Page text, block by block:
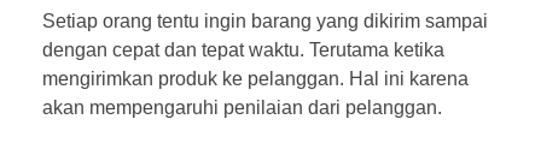
Setiap orang tentu ingin barang yang dikirim sampai
dengan cepat dan tepat waktu. Terutama ketika
mengirimkan produk ke pelanggan. Hal ini karena
akan mempengaruhi penilaian dari pelanggan.